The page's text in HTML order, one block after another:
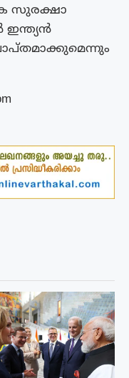
സുരക്ഷാ
ഇന്ത്യന്‍